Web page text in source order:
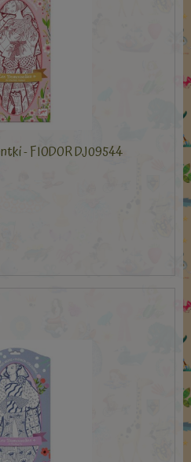
- FIODOR DJ09544